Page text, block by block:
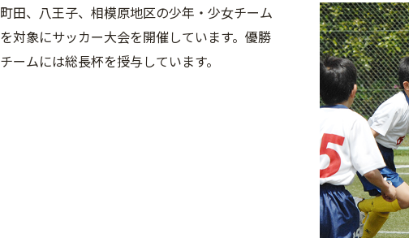
町田、八王子、相模原地区の少年・少女チーム
を対象にサッカー大会を開催しています。優勝
チームには総長杯を授与しています。